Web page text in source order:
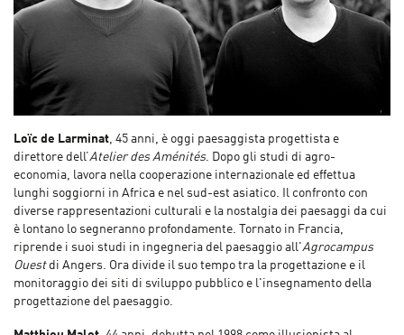
Loïc de Larminat, 45 anni, è oggi paesaggista progettista e
direttore dell’Atelier des Aménités. Dopo gli studi di agro-
economia, lavora nella cooperazione internazionale ed effettua
lunghi soggiorni in Africa e nel sud-est asiatico. Il confronto con
diverse rappresentazioni culturali e la nostalgia dei paesaggi da cui
è lontano lo segneranno profondamente. Tornato in Francia,
riprende i suoi studi in ingegneria del paesaggio all'Agrocampus
Ouestdi Angers. Ora divide il suo tempo tra la progettazione e il
monitoraggio dei siti di sviluppo pubblico e l'insegnamento della
progettazione del paesaggio.